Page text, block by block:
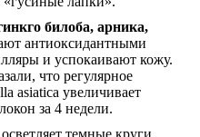
билоба, арника,
антиоксидантными
и успокаивают кожу.
что регулярное
asiatica увеличивает
за 4 недели.